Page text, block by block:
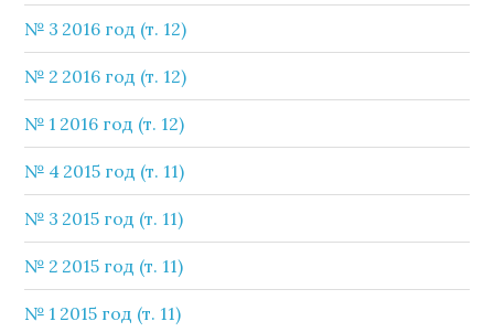
№ 3 2016 год (т. 12)
№ 2 2016 год (т. 12)
№ 1 2016 год (т. 12)
№ 4 2015 год (т. 11)
№ 3 2015 год (т. 11)
№ 2 2015 год (т. 11)
№ 1 2015 год (т. 11)